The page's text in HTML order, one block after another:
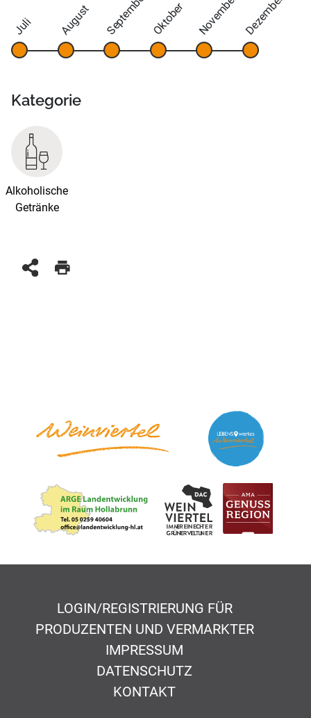
Juli August September Oktober November Dezember
Kategorie
Alkoholische
Getränke
LOGIN/REGISTRIERUNG FÜR
PRODUZENTEN UND VERMARKTER
IMPRESSUM
DATENSCHUTZ
KONTAKT